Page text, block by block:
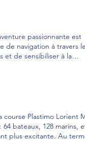
passionnante est
de navigation à travers
et de sensibiliser à la
évoluer nos produits et
14 octobre, à suivre sur
Marins et les
Plastimo Lorient
bateaux, 128 marins,
plus excitante. Au